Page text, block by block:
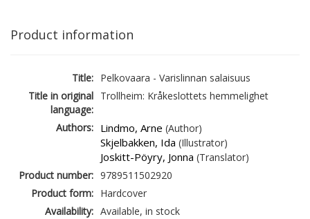
Product information
Title: Pelkovaara - Varislinnan salaisuus
Title in original
language:
Trollheim: Kråkeslottets hemmelighet
Authors: Lindmo, Arne (Author)
Skjelbakken, Ida (Illustrator)
Joskitt-Pöyry, Jonna (Translator)
Product number: 9789511502920
Product form: Hardcover
Availability: Available, in stock